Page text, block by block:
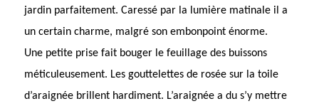
jardin parfaitement. Caressé par la lumière matinale il a
un certain charme, malgré son embonpoint énorme.
Une petite prise fait bouger le feuillage des buissons
méticuleusement. Les gouttelettes de rosée sur la toile
d’araignée brillent hardiment. L’araignée a du s’y mettre